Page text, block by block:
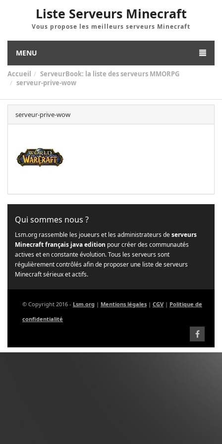
Liste Serveurs Minecraft
Vous propose les meilleurs serveurs Minecraft
MENU
Accueil
ServeurBook: la liste des serveurs MMORPG
serveur-prive-wow
serveur-prive-wow
Qui sommes nous ?
Lsm.org rassemble les joueurs et les administrateurs deserveurs
Minecraft français java edition pour créer des communautés
actives et en constante évolution. Tous les serveurs sont
régulièrement contrôlés afin de proposer une liste de serveurs
Minecraft sérieux et actifs.
© Copyright 2016 - Lsm.org | Mentions légales | CGV | Politique de
confidentialité